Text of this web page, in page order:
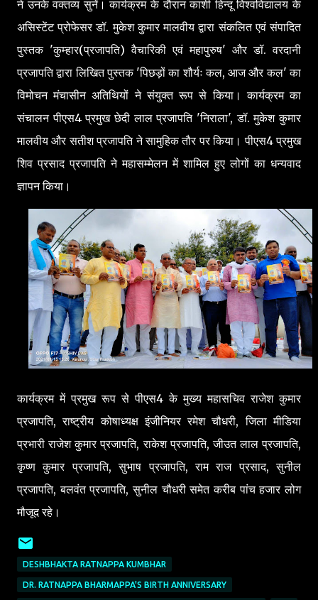
ने उनके वक्तव्य सुनें। कार्यक्रम के दौरान काशी हिन्दू विश्वविद्यालय के
असिस्टेंट प्रोफेसर डॉ. मुकेश कुमार मालवीय द्वारा संकलित एवं संपादित
पुस्तक 'कुम्हार(प्रजापति) वैचारिकी एवं महापुरुष' और डॉ. वरदानी
प्रजापति द्वारा लिखित पुस्तक 'पिछड़ों का शौर्यः कल, आज और कल' का
विमोचन मंचासीन अतिथियों ने संयुक्त रूप से किया। कार्यक्रम का
संचालन पीएस4 प्रमुख छेदी लाल प्रजापति 'निराला', डॉ. मुकेश कुमार
मालवीय और सतीश प्रजापति ने सामुहिक तौर पर किया। पीएस4 प्रमुख
शिव प्रसाद प्रजापति ने महासम्मेलन में शामिल हुए लोगों का धन्यवाद
ज्ञापन किया।
कार्यक्रम में प्रमुख रूप से पीएस4 के मुख्य महासचिव राजेश कुमार
प्रजापति, राष्ट्रीय कोषाध्यक्ष इंजीनियर रमेश चौधरी, जिला मीडिया
प्रभारी राजेश कुमार प्रजापति, राकेश प्रजापति, जीउत लाल प्रजापति,
कृष्ण कुमार प्रजापति, सुभाष प्रजापति, राम राज प्रसाद, सुनील
प्रजापति, बलवंत प्रजापति, सुनील चौधरी समेत करीब पांच हजार लोग
मौजूद रहे।
DESHBHAKTA RATNAPPA KUMBHAR
DR. RATNAPPA BHARMAPPA'S BIRTH ANNIVERSARY